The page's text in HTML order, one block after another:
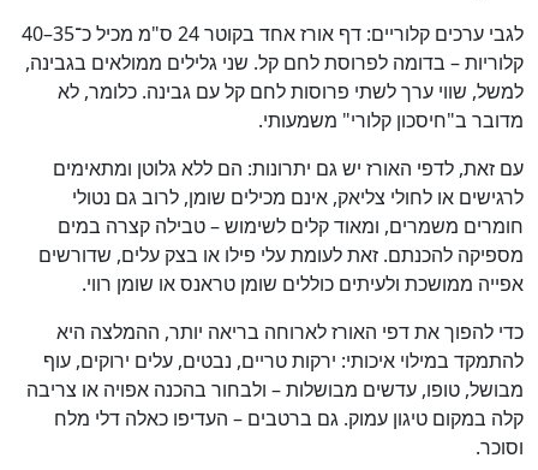
לגבי ערכים קלוריים: דף אורז אחד בקוטר 24 ס"מ מכיל כ־35–40
קלוריות – בדומה לפרוסת לחם קל. שני גלילים ממולאים בגבינה,
למשל, שווי ערך לשתי פרוסות לחם קל עם גבינה. כלומר, לא
מדובר ב"חיסכון קלורי" משמעותי.
עם זאת, לדפי האורז יש גם יתרונות: הם ללא גלוטן ומתאימים
לרגישים או לחולי צליאק, אינם מכילים שומן, לרוב גם נטולי
חומרים משמרים, ומאוד קלים לשימוש – טבילה קצרה במים
מספיקה להכנתם. זאת לעומת עלי פילו או בצק עלים, שדורשים
אפייה ממושכת ולעיתים כוללים שומן טראנס או שומן רווי.
כדי להפוך את דפי האורז לארוחה בריאה יותר, ההמלצה היא
להתמקד במילוי איכותי: ירקות טריים, נבטים, עלים ירוקים, עוף
מבושל, טופו, עדשים מבושלות – ולבחור בהכנה אפויה או צריבה
קלה במקום טיגון עמוק. גם ברטבים – העדיפו כאלה דלי מלח
וסוכר.